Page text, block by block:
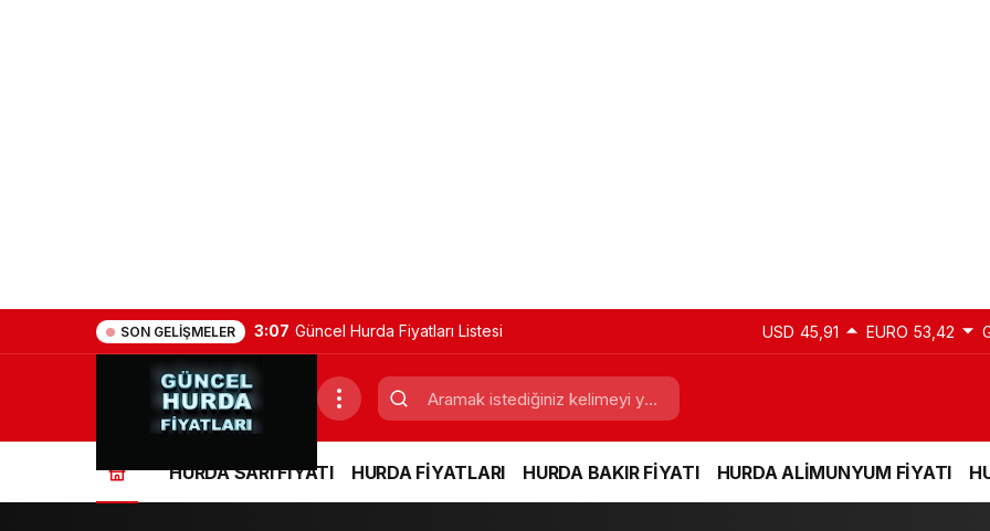
SON GELIŞMELER 3:07 Güncel Hurda Fiyatları Listesi USD 45,91 EURO 53,42
HURDA SARI FİYATI HURDA FİYATLARI HURDA BAKIR FİYATI HURDA ALİMUNYUM FİYATI